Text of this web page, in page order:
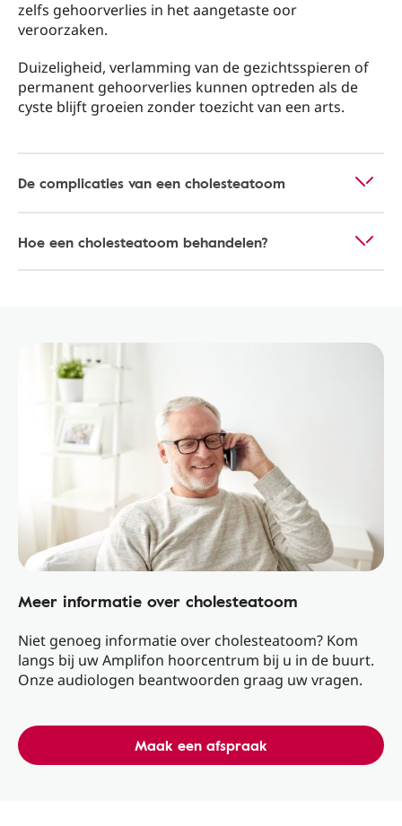
zelfs gehoorverlies in het aangetaste oor
veroorzaken.
Duizeligheid, verlamming van de gezichtsspieren of
permanent gehoorverlies kunnen optreden als de
cyste blijft groeien zonder toezicht van een arts.
De complicaties van een cholesteatoom
Hoe een cholesteatoom behandelen?
Meer informatie over cholesteatoom
Niet genoeg informatie over cholesteatoom? Kom
langs bij uw Amplifon hoorcentrum bij u in de buurt.
Onze audiologen beantwoorden graag uw vragen.
Maak een afspraak